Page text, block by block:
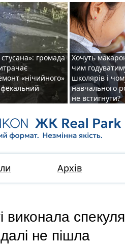
громада
«нічийного»
Хочуть
чим
школярів і
навчального
не встигнути?
Архів
не пішла